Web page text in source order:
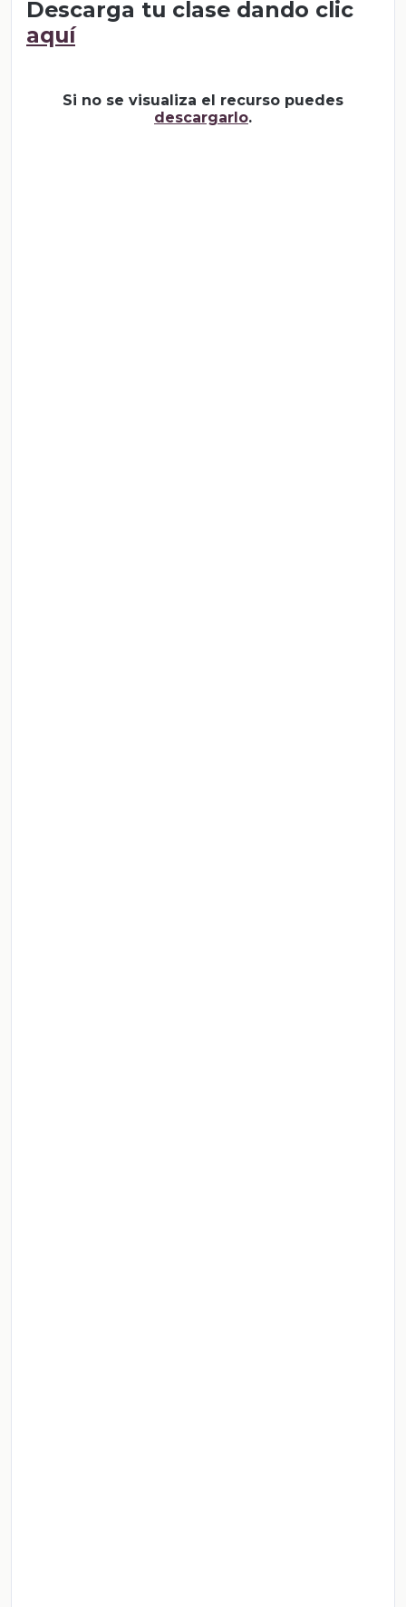
Descarga tu clase dando clic
aquí
Si no se visualiza el recurso puedes
descargarlo.